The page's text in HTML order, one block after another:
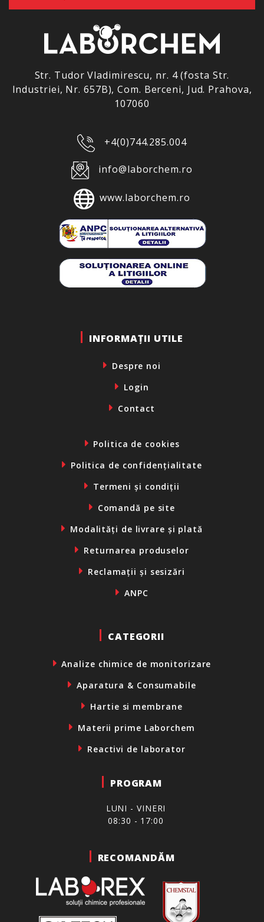
Str. Tudor Vladimirescu, nr. 4 (fosta Str.
Industriei, Nr. 657B), Com. Berceni, Jud. Prahova,
107060
+4(0)744.285.004
info@laborchem.ro
www.laborchem.ro
INFORMAȚII UTILE
Despre noi
Login
Contact
Politica de cookies
Politica de confidențialitate
Termeni și condiții
Comandă pe site
Modalități de livrare și plată
Returnarea produselor
Reclamații și sesizări
ANPC
CATEGORII
Analize chimice de monitorizare
Aparatura & Consumabile
Hartie si membrane
Materii prime Laborchem
Reactivi de laborator
PROGRAM
LUNI - VINERI
08:30 - 17:00
RECOMANDĂM